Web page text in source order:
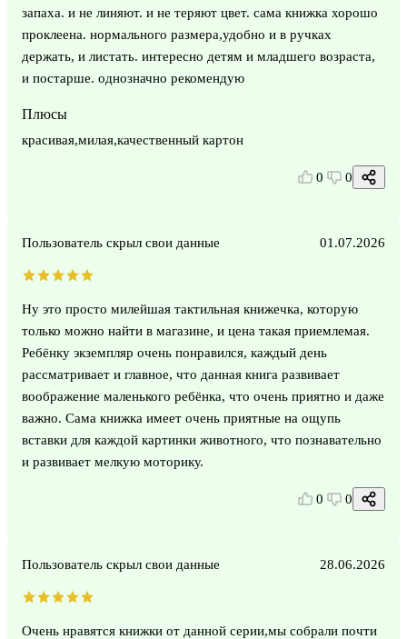
запаха. и не линяют. и не теряют цвет. сама книжка хорошо
проклеена. нормального размера,удобно и в ручках
держать, и листать. интересно детям и младшего возраста,
и постарше. однозначно рекомендую
Плюсы
красивая,милая,качественный картон
0 0
Пользователь скрыл свои данные 01.07.2026
Ну это просто милейшая тактильная книжечка, которую
только можно найти в магазине, и цена такая приемлемая.
Ребёнку экземпляр очень понравился, каждый день
рассматривает и главное, что данная книга развивает
воображение маленького ребёнка, что очень приятно и даже
важно. Сама книжка имеет очень приятные на ощупь
вставки для каждой картинки животного, что познавательно
и развивает мелкую моторику.
0 0
Пользователь скрыл свои данные 28.06.2026
Очень нравятся книжки от данной серии,мы собрали почти